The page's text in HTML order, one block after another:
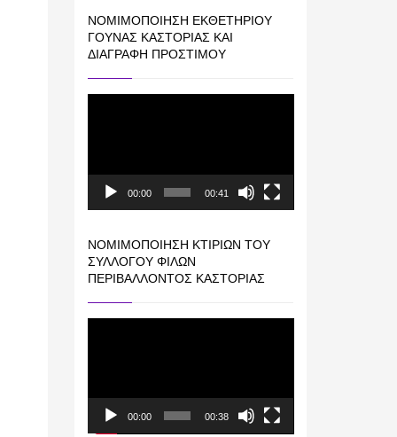
ΝΟΜΙΜΟΠΟΊΗΣΗ ΕΚΘΕΤΗΡΊΟΥ
ΓΟΎΝΑΣ ΚΑΣΤΟΡΙΆΣ ΚΑΙ
ΔΙΑΓΡΑΦΉ ΠΡΟΣΤΊΜΟΥ
00:00 00:41
ΝΟΜΙΜΟΠΟΊΗΣΗ ΚΤΙΡΊΩΝ ΤΟΥ
ΣΥΛΛΌΓΟΥ ΦΊΛΩΝ
ΠΕΡΙΒΆΛΛΟΝΤΟΣ ΚΑΣΤΟΡΙΆΣ
00:00 00:38